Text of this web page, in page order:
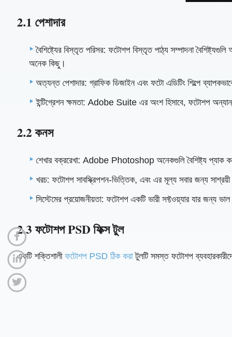
2.1 পেশাদার
বৈশিষ্ট্যের বিস্তৃত পরিসর: ফটোশপ বিস্তৃত পাঠ্য সম্পাদনা
অনেক কিছু।
অত্যন্ত পেশাদার: গ্রাফিক ডিজাইন এবং ফটো এডিটিং শিল্পে
ইন্টিগ্রেশন ক্ষমতা: Adobe Suite এর অংশ হিসাবে, ফটোশপ অন্যান্য
2.2 কনস
শেখার বক্ররেখা: Adobe Photoshop অনেকগুলি বৈশিষ্ট্য
খরচ: ফটোশপ সাবস্ক্রিপশন-ভিত্তিক, এবং এর মূল্য সবার জন্য সাশ্রয়ী
সিস্টেমের প্রয়োজনীয়তা: ফটোশপ একটি ভারী সফ্টওয়্যার যার জন্য
2.3 ফটোশপ PSD ফিক্স টুল
একটি শক্তিশালী ফটোশপ PSD ঠিক করাটুলটি সমস্ত ফটোশপ